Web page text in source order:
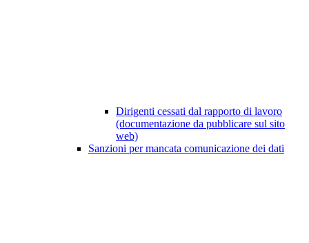
Dirigenti cessati dal rapporto di lavoro
(documentazione da pubblicare sul sito
web)
Sanzioni per mancata comunicazione dei dati